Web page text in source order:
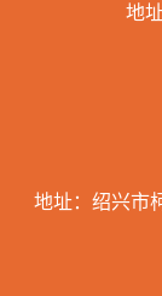
地址
地址：绍兴市